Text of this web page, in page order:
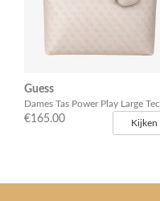
Guess
€165.00 Kijken